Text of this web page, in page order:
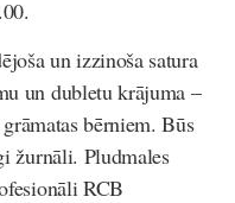
un izzinoša satura
un dubletu krājuma –
bērniem. Būs
žurnāli. Pludmales
RCB